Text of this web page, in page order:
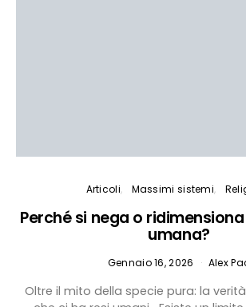
Articoli Massimi sistemi
Perché si nega o
umana?
Gennaio 16, 2026 Alex
Oltre il mito della specie pura: la